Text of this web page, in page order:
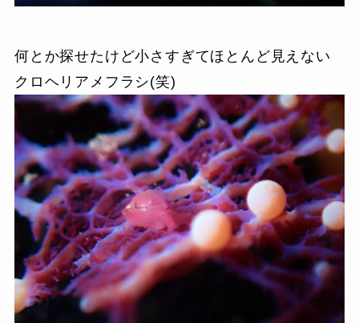
何とか探せたけど小さすぎてほとんど見えない
クロヘリアメフラシ(笑)